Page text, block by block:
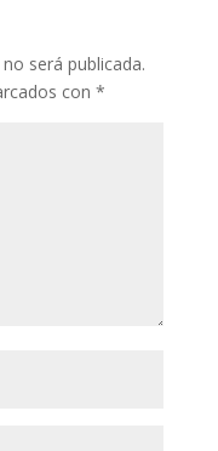
será publicada.
con *